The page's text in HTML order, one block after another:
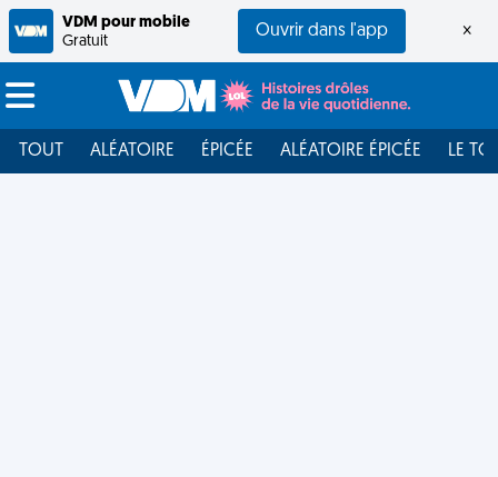
VDM pour mobile
Gratuit
Ouvrir dans l'app ×
TOUT ALÉATOIRE ÉPICÉE ALÉATOIRE ÉPICÉE LE